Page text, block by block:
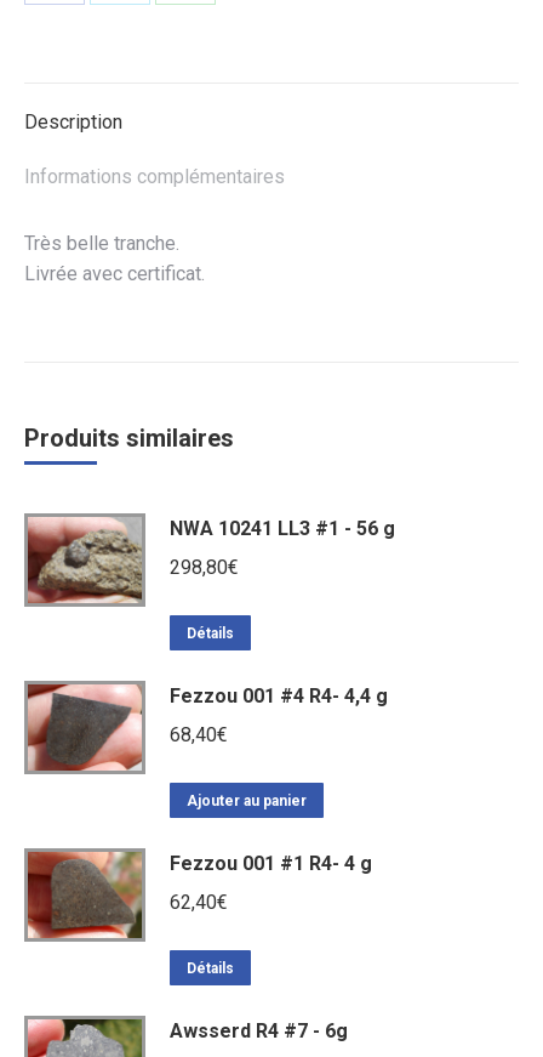
Description
Informations complémentaires
Très belle tranche.
Livrée avec certificat.
Produits similaires
NWA 10241 LL3 #1 - 56 g
298,80€
Détails
Fezzou 001 #4 R4- 4,4 g
68,40€
Ajouter au panier
Fezzou 001 #1 R4- 4 g
62,40€
Détails
Awsserd R4 #7 - 6g